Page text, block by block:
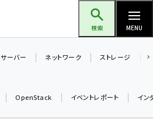
検索 MENU
サーバー ネットワーク ストレージ
OpenStack イベントレポート イン